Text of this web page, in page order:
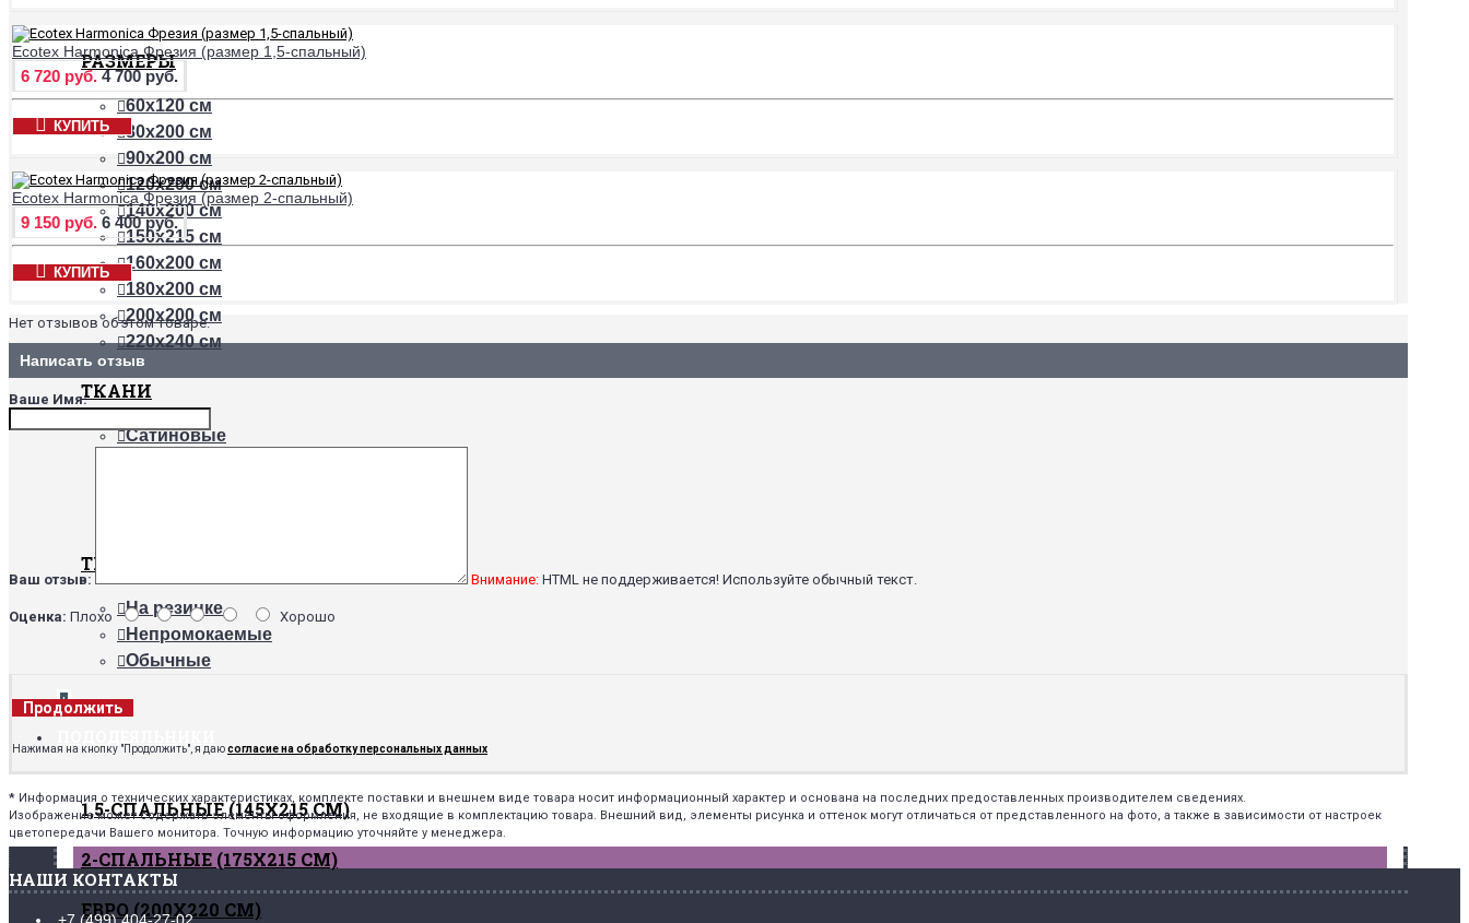
РАЗМЕРЫ
60х120 см
80х200 см
90х200 см
120х200 см
140х200 см
150х215 см
160х200 см
180х200 см
200х200 см
220х240 см
ТКАНИ
Сатиновые
ТИПЫ
На резинке
Непромокаемые
Обычные
+
1,5-СПАЛЬНЫЕ (145Х215 СМ)
2-СПАЛЬНЫЕ (175Х215 СМ)
ЕВРО (200Х220 СМ)
Ecotex Harmonica Фрезия (размер 1,5-спальный)
6 720 руб. 4 700 руб.
КУПИТЬ
Ecotex Harmonica Фрезия (размер 2-спальный)
9 150 руб. 6 400 руб.
КУПИТЬ
Нет отзывов об этом товаре.
Написать отзыв
Ваше Имя:
Ваш отзыв: Внимание: HTML не поддерживается! Используйте обычный текст.
Оценка: Плохо Хорошо
Продолжить
Нажимая на кнопку "Продолжить", я даюсогласие на обработку персональных данных
* Информация о технических характеристиках, комплекте поставки и внешнем виде товара носит информационный характер и основана на последних предоставленных производителем сведениях.
Изображение может содержать элементы оформления, не входящие в комплектацию товара. Внешний вид, элементы рисунка и оттенок могут отличаться от представленного на фото, а также в зависимости от настроек
цветопередачи Вашего монитора. Точную информацию уточняйте у менеджера.
НАШИ КОНТАКТЫ